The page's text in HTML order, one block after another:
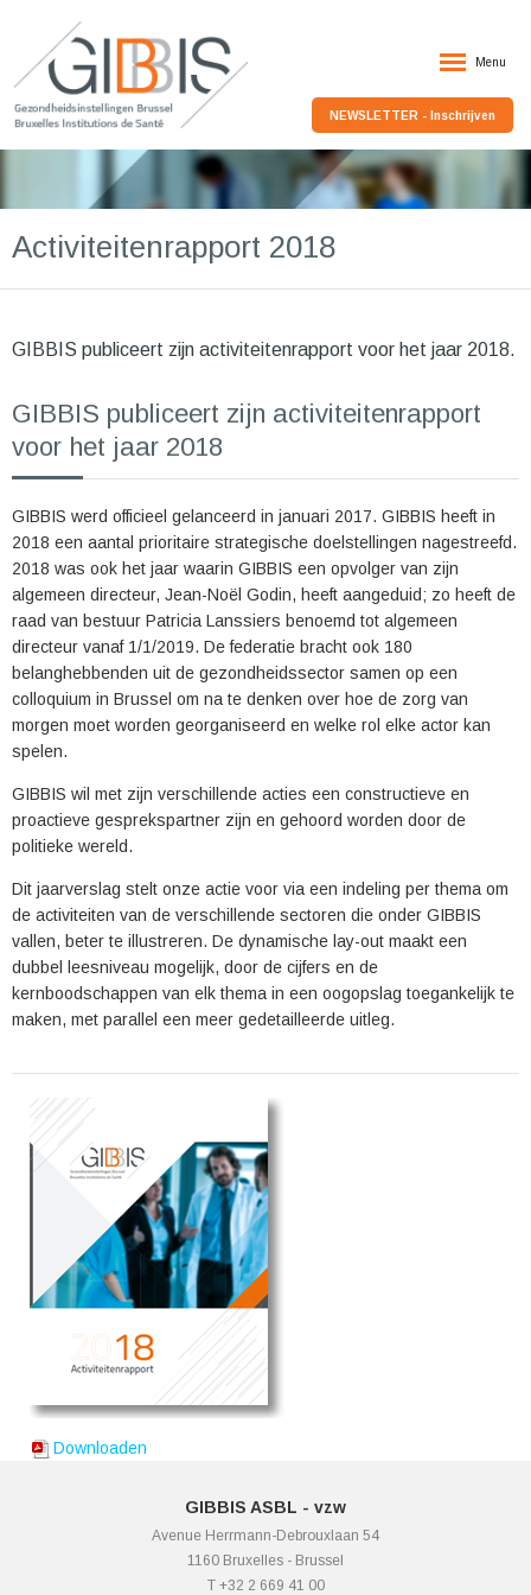
Menu
NEWSLETTER - Inschrijven
Activiteitenrapport 2018
GIBBIS publiceert zijn activiteitenrapport voor het jaar 2018.
GIBBIS publiceert zijn activiteitenrapport
voor het jaar 2018
GIBBIS werd officieel gelanceerd in januari 2017. GIBBIS heeft in
2018 een aantal prioritaire strategische doelstellingen nagestreefd.
2018 was ook het jaar waarin GIBBIS een opvolger van zijn
algemeen directeur, Jean-Noël Godin, heeft aangeduid; zo heeft de
raad van bestuur Patricia Lanssiers benoemd tot algemeen
directeur vanaf 1/1/2019. De federatie bracht ook 180
belanghebbenden uit de gezondheidssector samen op een
colloquium in Brussel om na te denken over hoe de zorg van
morgen moet worden georganiseerd en welke rol elke actor kan
spelen.
GIBBIS wil met zijn verschillende acties een constructieve en
proactieve gesprekspartner zijn en gehoord worden door de
politieke wereld.
Dit jaarverslag stelt onze actie voor via een indeling per thema om
de activiteiten van de verschillende sectoren die onder GIBBIS
vallen, beter te illustreren. De dynamische lay-out maakt een
dubbel leesniveau mogelijk, door de cijfers en de
kernboodschappen van elk thema in een oogopslag toegankelijk te
maken, met parallel een meer gedetailleerde uitleg.
Downloaden
GIBBIS ASBL - vzw
Avenue Herrmann-Debrouxlaan 54
1160 Bruxelles - Brussel
T +32 2 669 41 00